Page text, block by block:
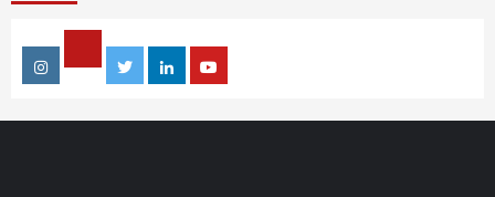
Instagram
Facebook
TwitterLinkedin